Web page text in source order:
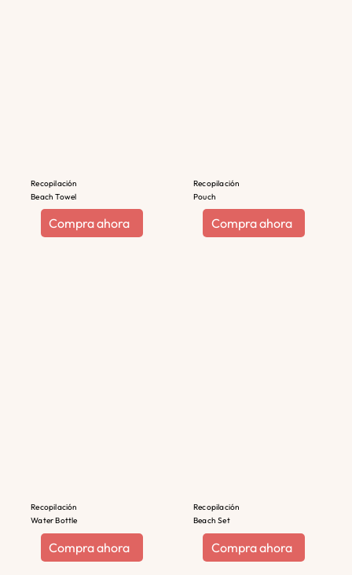
Recopilación
Beach Towel
Compra ahora
Recopilación
Pouch
Compra ahora
Recopilación
Water Bottle
Compra ahora
Recopilación
Beach Set
Compra ahora